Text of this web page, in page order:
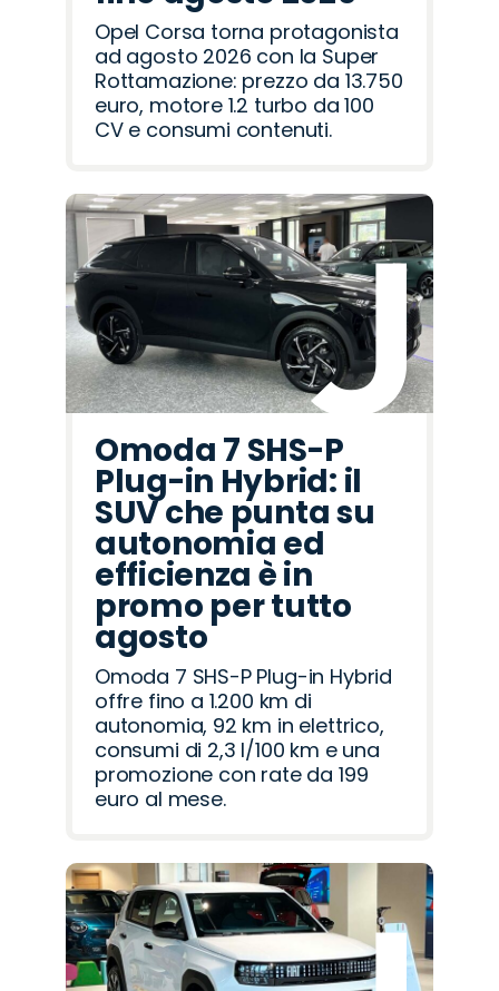
Opel Corsa torna protagonista
ad agosto 2026 con la Super
Rottamazione: prezzo da 13.750
euro, motore 1.2 turbo da 100
CV e consumi contenuti.
Omoda 7 SHS-P
Plug-in Hybrid: il
SUV che punta su
autonomia ed
efficienza è in
promo per tutto
agosto
Omoda 7 SHS-P Plug-in Hybrid
offre fino a 1.200 km di
autonomia, 92 km in elettrico,
consumi di 2,3 l/100 km e una
promozione con rate da 199
euro al mese.